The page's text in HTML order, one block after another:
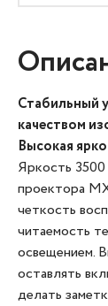
Стабильный
качеством
Высокая
Яркость
проектора
четкость
читаемость
освещением.
оставлять
делать